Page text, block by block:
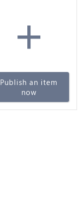
+
Publish an item
now